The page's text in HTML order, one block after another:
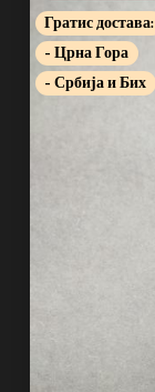
Гратис достава:
- Црна Гора
- Србија и Бих